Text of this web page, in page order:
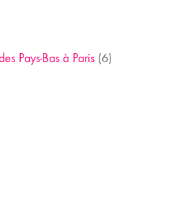
Pays-Bas à Paris (6)